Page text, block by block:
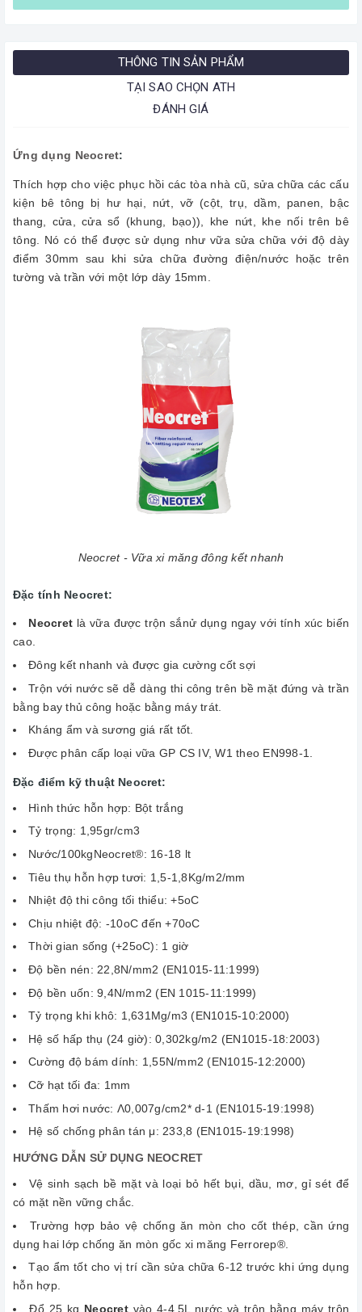
THÔNG TIN SẢN PHẨM
TẠI SAO CHỌN ATH
ĐÁNH GIÁ
Ứng dụng Neocret:
Thích hợp cho việc phục hồi các tòa nhà cũ, sửa chữa các cấu
kiện bê tông bị hư hại, nứt, vỡ (cột, trụ, dầm, panen, bậc
thang, cửa, cửa sổ (khung, bạo)), khe nứt, khe nối trên bê
tông. Nó có thể được sử dụng như vữa sửa chữa với độ dày
điểm 30mm sau khi sửa chữa đường điện/nước hoặc trên
tường và trần với một lớp dày 15mm.
Neocret - Vữa xi măng đông kết nhanh
Đặc tính Neocret:
Neocret là vữa được trộn sắnử dụng ngay với tính xúc biến
cao.
Đông kết nhanh và được gia cường cốt sợi
Trộn với nước sẽ dễ dàng thi công trên bề mặt đứng và trần
bằng bay thủ công hoặc bằng máy trát.
Kháng ẩm và sương giá rất tốt.
Được phân cấp loại vữa GP CS IV, W1 theo ΕΝ998-1.
Đặc điểm kỹ thuật Neocret:
Hình thức hỗn hợp: Bột trắng
Tỷ trọng: 1,95gr/cm3
Nước/100kgNeocret®: 16-18 lt
Tiêu thụ hỗn hợp tươi: 1,5-1,8Kg/m2/mm
Nhiệt độ thi công tối thiểu: +5oC
Chịu nhiệt độ: -10oC đến +70oC
Thời gian sống (+25oC): 1 giờ
Độ bền nén: 22,8N/mm2 (EN1015-11:1999)
Độ bền uốn: 9,4N/mm2 (EN 1015-11:1999)
Tỷ trọng khi khô: 1,631Mg/m3 (EN1015-10:2000)
Hệ số hấp thụ (24 giờ): 0,302kg/m2 (EN1015-18:2003)
Cường độ bám dính: 1,55N/mm2 (EN1015-12:2000)
Cỡ hạt tối đa: 1mm
Thấm hơi nước: Λ0,007g/cm2* d-1 (EN1015-19:1998)
Hệ số chống phân tán μ: 233,8 (EN1015-19:1998)
HƯỚNG DẪN SỬ DỤNG NEOCRET
Vệ sinh sạch bề mặt và loại bỏ hết bụi, dầu, mơ, gỉ sét để
có mặt nền vững chắc.
Trường hợp bảo vệ chống ăn mòn cho cốt thép, cần ứng
dụng hai lớp chống ăn mòn gốc xi măng Ferrorep®.
Tạo ẩm tốt cho vị trí cần sửa chữa 6-12 trước khi ứng dụng
hỗn hợp.
Đổ 25 kg Neocretvào 4-4,5L nước và trộn bằng máy trộn